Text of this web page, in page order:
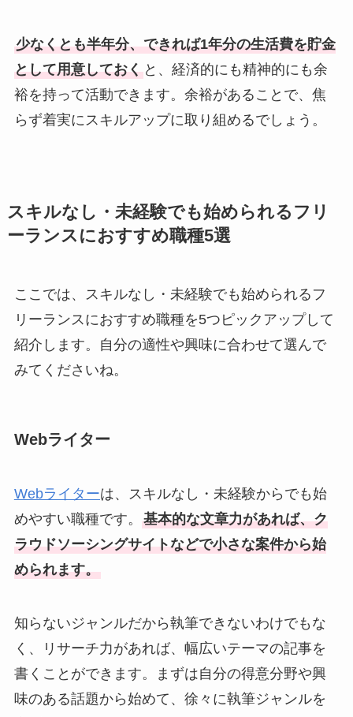
少なくとも半年分、できれば1年分の生活費を貯金
として用意しておくと、経済的にも精神的にも余
裕を持って活動できます。余裕があることで、焦
らず着実にスキルアップに取り組めるでしょう。
スキルなし・未経験でも始められるフリ
ーランスにおすすめ職種5選
ここでは、スキルなし・未経験でも始められるフ
リーランスにおすすめ職種を5つピックアップして
紹介します。自分の適性や興味に合わせて選んで
みてくださいね。
Webライター
Webライターは、スキルなし・未経験からでも始
めやすい職種です。 基本的な文章力があれば、ク
ラウドソーシングサイトなどで小さな案件から始
められます。
知らないジャンルだから執筆できないわけでもな
く、リサーチ力があれば、幅広いテーマの記事を
書くことができます。まずは自分の得意分野や興
味のある話題から始めて、徐々に執筆ジャンルを